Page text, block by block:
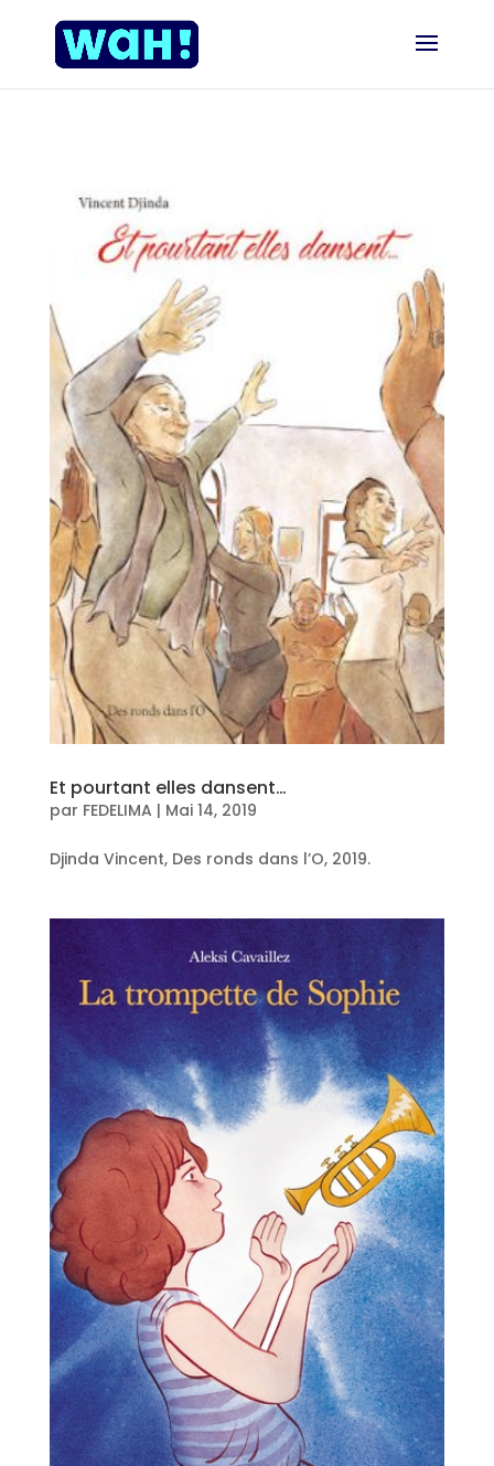
Et pourtant elles dansent…
par FEDELIMA | Mai 14, 2019
Djinda Vincent, Des ronds dans l’O, 2019.